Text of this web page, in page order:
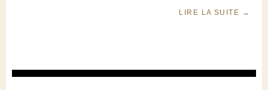
LIRE LA SUITE →